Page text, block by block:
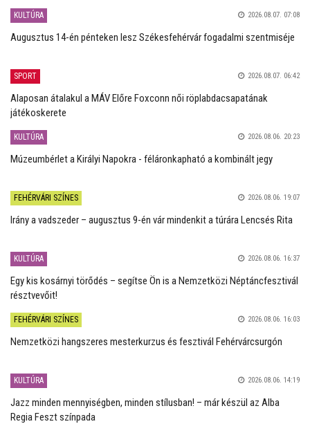
KULTÚRA 2026.08.07. 07:08
Augusztus 14-én pénteken lesz Székesfehérvár fogadalmi szentmiséje
SPORT 2026.08.07. 06:42
Alaposan átalakul a MÁV Előre Foxconn női röplabdacsapatának
játékoskerete
KULTÚRA 2026.08.06. 20:23
Múzeumbérlet a Királyi Napokra - féláronkapható a kombinált jegy
FEHÉRVÁRI SZÍNES 2026.08.06. 19:07
Irány a vadszeder – augusztus 9-én vár mindenkit a túrára Lencsés Rita
KULTÚRA 2026.08.06. 16:37
Egy kis kosárnyi törődés – segítse Ön is a Nemzetközi Néptáncfesztivál
résztvevőit!
FEHÉRVÁRI SZÍNES 2026.08.06. 16:03
Nemzetközi hangszeres mesterkurzus és fesztivál Fehérvárcsurgón
KULTÚRA 2026.08.06. 14:19
Jazz minden mennyiségben, minden stílusban! – már készül az Alba
Regia Feszt színpada